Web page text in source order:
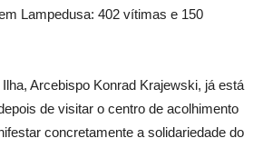
Lampedusa: 402 vítimas e 150
Arcebispo Konrad Krajewski, já está
de visitar o centro de acolhimento
concretamente a solidariedade do